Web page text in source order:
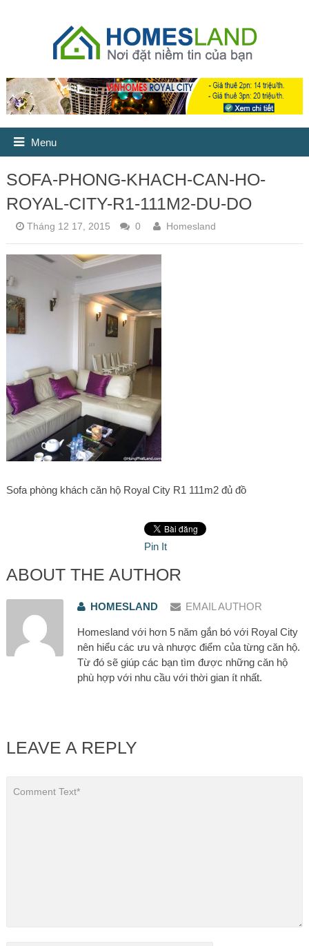
Menu
SOFA-PHONG-KHACH-CAN-HO-
ROYAL-CITY-R1-111M2-DU-DO
Tháng 12 17, 2015 0 Homesland
Sofa phòng khách căn hộ Royal City R1 111m2 đủ đồ
Pin It
ABOUT THE AUTHOR
HOMESLAND EMAIL AUTHOR
Homesland với hơn 5 năm gắn bó với Royal City
nên hiểu các ưu và nhược điểm của từng căn hộ.
Từ đó sẽ giúp các bạn tìm được những căn hộ
phù hợp với nhu cầu với thời gian ít nhất.
LEAVE A REPLY